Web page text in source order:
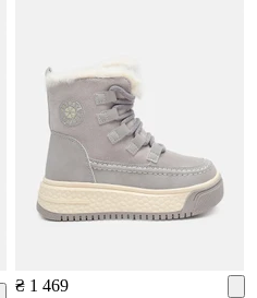
₴ 1 469